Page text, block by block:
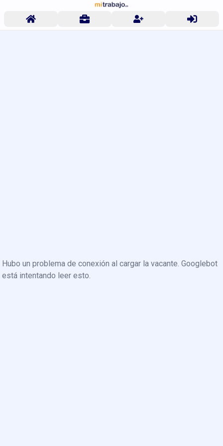
Hubo un problema de conexión al cargar la vacante. Googlebot
está intentando leer esto.